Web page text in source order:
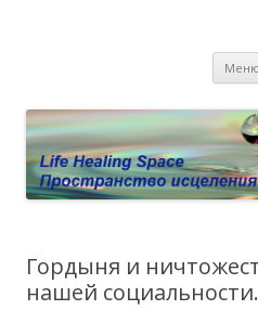
Личный сайт
исцелении воспоминанием
Гордыня и
нашей